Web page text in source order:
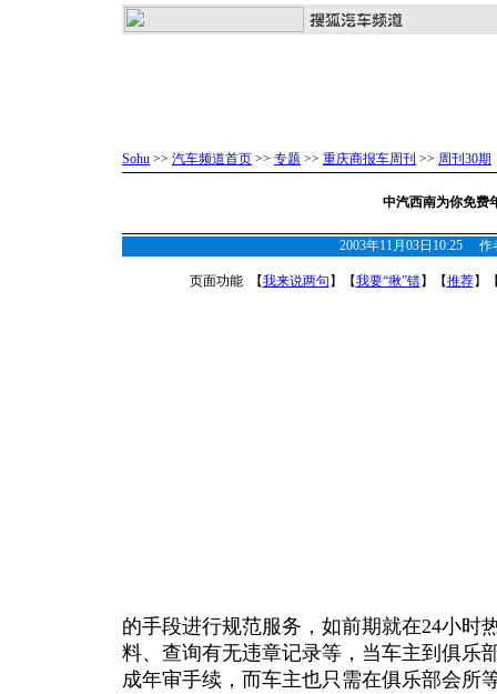
Sohu >> 汽车频道首页 >> 专题 >> 重庆商报车周刊 >> 周刊30期
中汽西南为你免费
2003年11月03日10:25 作
页面功能 【我来说两句 】【我要“揪”错】【推荐】
的手段进行规范服务，如前期就在24小时
料、查询有无违章记录等，当车主到俱乐
成年审手续，而车主也只需在俱乐部会所